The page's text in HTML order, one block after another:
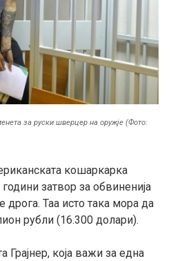
за руски шверцер на оружје (Фото:
кошаркарка
затвор за обвиненија
Таа исто така мора да
рубли (16.300 долари).
Грајнер, која важи за една